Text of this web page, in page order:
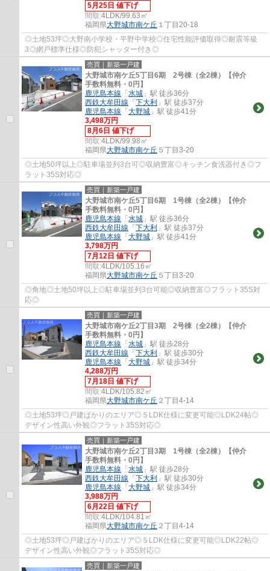
5月25日 値下げ
間取:4LDK/99.63㎡
福岡県大野城市南ケ丘 １丁目20-18
◎土地53坪◎大野南小学校・平野中学校◎住宅性能評価取得◎耐震等級
3◎網戸標準仕様◎防犯シャッター付き◎
売買｜新築一戸建
大野城市南ケ丘5丁目6期 2号棟（全2棟）【仲介
手数料無料・0円】
鹿児島本線 「 水城 」駅 徒歩36分
西鉄大牟田線 「 下大利 」駅 徒歩37分
鹿児島本線 「 大野城 」駅 徒歩41分
3,498万円
8月6日 値下げ
間取:4LDK/99.98㎡
福岡県大野城市南ケ丘 ５丁目3-20
◎土地50坪以上◎駐車場並列3台可◎収納豊富◎キッチン食洗器付き◎フ
ラット35S対応◎
売買｜新築一戸建
大野城市南ケ丘5丁目6期 1号棟（全2棟）【仲介
手数料無料・0円】
鹿児島本線 「 水城 」駅 徒歩36分
西鉄大牟田線 「 下大利 」駅 徒歩37分
鹿児島本線 「 大野城 」駅 徒歩41分
3,798万円
7月12日 値下げ
間取:4LDK/105.16㎡
福岡県大野城市南ケ丘 ５丁目3-20
◎角地◎土地50坪以上◎駐車場並列3台可能◎収納豊富◎フラット35S対
応◎
売買｜新築一戸建
大野城市南ケ丘2丁目3期 2号棟（全2棟）【仲介
手数料無料・0円】
鹿児島本線 「 水城 」駅 徒歩28分
西鉄大牟田線 「 下大利 」駅 徒歩30分
鹿児島本線 「 大野城 」駅 徒歩34分
4,288万円
7月18日 値下げ
間取:4LDK/105.82㎡
福岡県大野城市南ケ丘 ２丁目4-14
◎土地53坪◎戸建ばかりのエリア◎５LDK仕様に変更可能◎LDK24帖◎
デザイン性高い外観◎フラット35S対応◎
売買｜新築一戸建
大野城市南ケ丘2丁目3期 1号棟（全2棟）【仲介
手数料無料・0円】
鹿児島本線 「 水城 」駅 徒歩28分
西鉄大牟田線 「 下大利 」駅 徒歩30分
鹿児島本線 「 大野城 」駅 徒歩34分
3,988万円
6月22日 値下げ
間取:4LDK/104.81㎡
福岡県大野城市南ケ丘 ２丁目4-14
◎土地53坪◎戸建ばかりのエリア◎５LDK仕様に変更可能◎LDK22帖◎
デザイン性高い外観◎フラット35S対応◎
売買｜新築一戸建